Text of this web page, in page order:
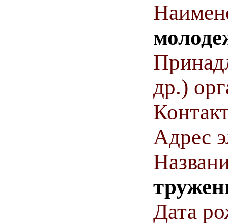
др.)
Адрес
Дата